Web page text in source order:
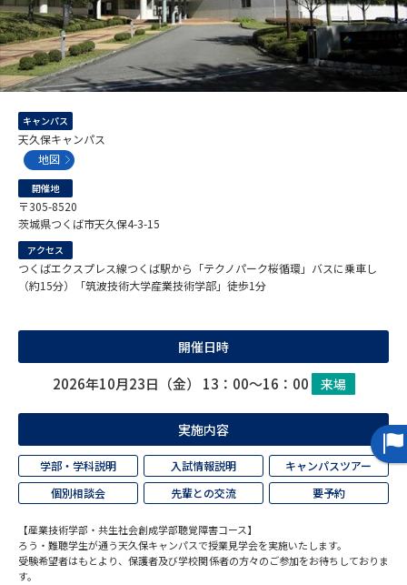
大学研究 大学検索
大学で学べる内容や特徴を調べる
新増設大学・学部・学科特集
データサイエンス特集
デジタルパンフレット 進路の３択
（高3生用）
（高2生用）
SELFBRAND特集ページ
オープンキャンパスなどを調べる
オープンキャンパス検索 実施プログラムから探す
来場型・Web型イベント特集 夢ナビライブ
キャンパス
天久保キャンパス
地図
開催地
〒305-8520
茨城県つくば市天久保4-3-15
アクセス
つくばエクスプレス線つくば駅から「テクノパーク桜循環」バスに乗車し
（約15分）「筑波技術大学産業技術学部」徒歩1分
開催日時
2026年10月23日（金） 13：00～16：00 来場
実施内容
学部・学科説明 入試情報説明
キャンパスツアー
個別相談会
先輩との交流 要予約
【産業技術学部・共生社会創成学部聴覚障害コース】
ろう・難聴学生が通う天久保キャンパスで授業見学会を実施いたします。
受験希望者はもとより、保護者及び学校関係者の方々のご参加をお待ちしておりま
す。